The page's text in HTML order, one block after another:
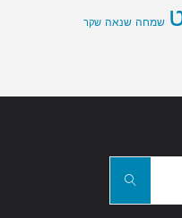
שמחה שנאה שקר
חפשו